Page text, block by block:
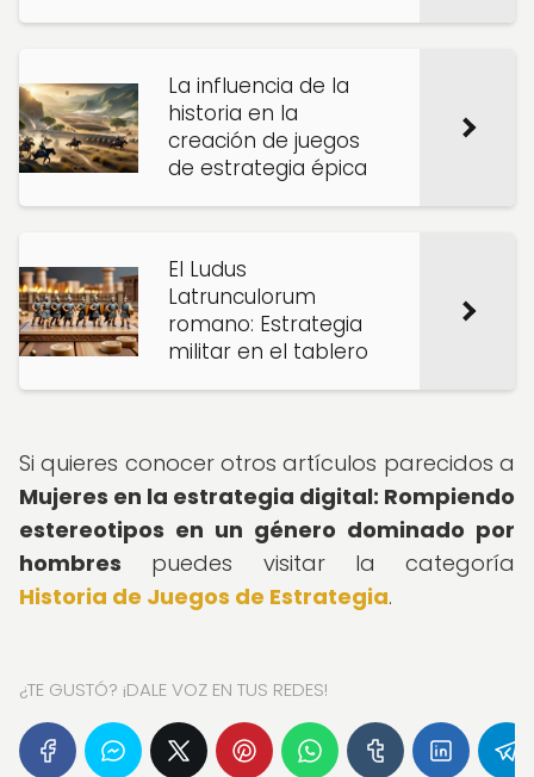
La influencia de la
historia en la
creación de juegos
de estrategia épica
El Ludus
Latrunculorum
romano: Estrategia
militar en el tablero
Si quieres conocer otros artículos parecidos a
Mujeres en la estrategia digital: Rompiendo
estereotipos en un género dominado por
hombres puedes visitar la categoría
Historia de Juegos de Estrategia.
¿TE GUSTÓ? ¡DALE VOZ EN TUS REDES!